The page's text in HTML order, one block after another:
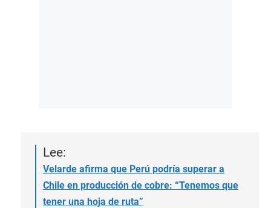
Lee:
Velarde afirma que Perú podría superar a
Chile en producción de cobre: “Tenemos que
tener una hoja de ruta”